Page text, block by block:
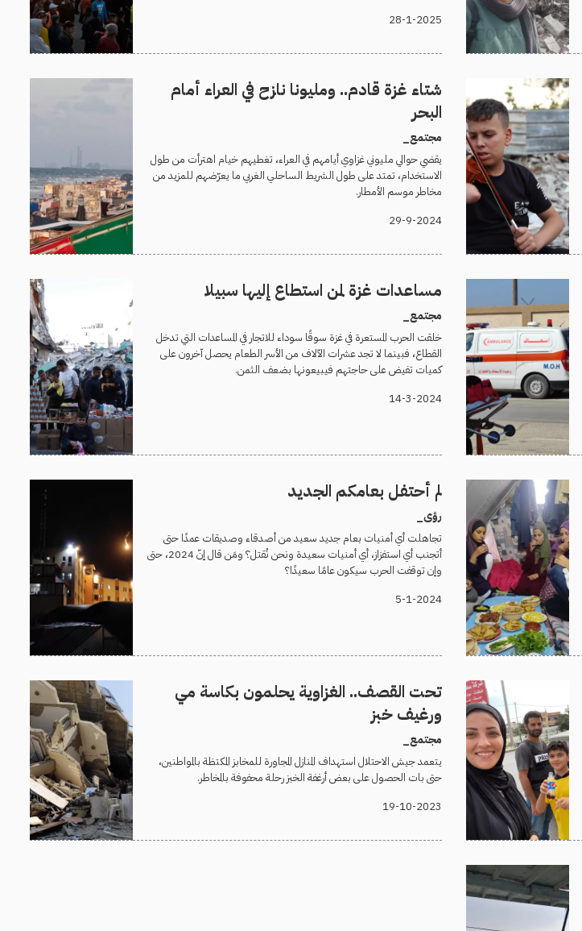
28-1-2025
شتاء غزة قادم.. ومليونا نازح في العراء أمام
البحر
مجتمع_
يقضي حوالي مليوني غزاوي أيامهم في العراء، تغطيهم خيام اهترأت من طول
الاستخدام، تمتد على طول الشريط الساحلي الغربي ما يعرّضهم للمزيد من
مخاطر موسم الأمطار.
29-9-2024
مساعدات غزة لمن استطاع إليها سبيلا
مجتمع_
خلقت الحرب المستعرة في غزة سوقًا سوداء للاتجار في المساعدات التي تدخل
القطاع، فبينما لا تجد عشرات الآلاف من الأسر الطعام يحصل آخرون على
كميات تفيض على حاجتهم فيبيعونها بضعف الثمن.
14-3-2024
لم أحتفل بعامكم الجديد
رؤى_
تجاهلت أي أمنيات بعام جديد سعيد من أصدقاء وصديقات عمدًا حتى
أتجنب أي استفزاز، أي أمنيات سعيدة ونحن نُقتل؟ ومَن قال إنّ 2024، حتى
وإن توقفت الحرب سيكون عامًا سعيدًا؟
5-1-2024
تحت القصف.. الغزاوية يحلمون بكاسة مي
ورغيف خبز
مجتمع_
يتعمد جيش الاحتلال استهداف المنازل المجاورة للمخابز المكتظة بالمواطنين،
حتى بات الحصول على بعض أرغفة الخبز رحلة محفوفة بالمخاطر.
19-10-2023